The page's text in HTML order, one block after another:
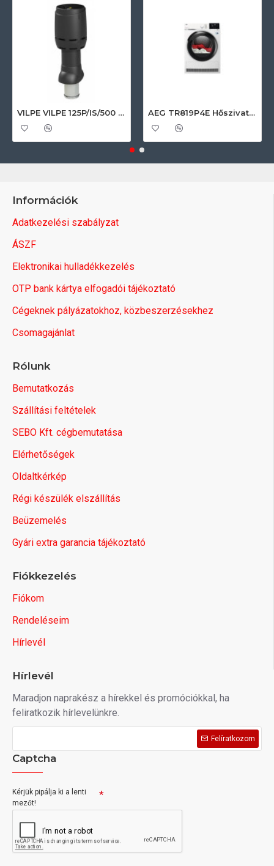
VILPE VILPE 125P/IS/500 FLOW tetőszellőző, fekete Szellőztető ventilátor tartozékok AEG TR819P4E Hőszivattyús szárítógép
Információk
Adatkezelési szabályzat
ÁSZF
Elektronikai hulladékkezelés
OTP bank kártya elfogadói tájékoztató
Cégeknek pályázatokhoz, közbeszerzésekhez
Csomagajánlat
Rólunk
Bemutatkozás
Szállítási feltételek
SEBO Kft. cégbemutatása
Elérhetőségek
Oldaltkérkép
Régi készülék elszállítás
Beüzemelés
Gyári extra garancia tájékoztató
Fiókkezelés
Fiókom
Rendeléseim
Hírlevél
Hírlevél
Maradjon naprakész a hírekkel és promóciókkal, ha
feliratkozik hírlevelünkre.
Felíratkozom
Captcha
Kérjük pipálja ki a lenti
mezőt!